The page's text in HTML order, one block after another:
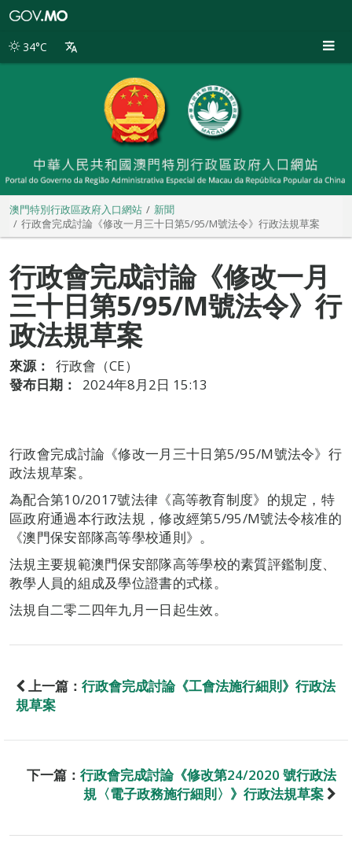
別
34°C
澳門特別行政區政府入口網站
新聞
行政會完成討論《修改一月三十日第5/95/M號法令》行政法規草案
行政會完成討論《修改一月
三十日第5/95/M號法令》行
政法規草案
來源：
行政會（CE）
發布日期：
2024年8月2日 15:13
行政會完成討論《修改一月三十日第5/95/M號法令》行
政法規草案。
為配合第10/2017號法律《高等教育制度》的規定，特
區政府通過本行政法規，修改經第5/95/M號法令核准的
《澳門保安部隊高等學校通則》。
法規主要規範澳門保安部隊高等學校的素質評鑑制度、
教學人員的組成及學位證書的式樣。
法規自二零二四年九月一日起生效。
上一篇： 行政會完成討論《工會法施行細則》行政法
規草案
下一篇： 行政會完成討論《修改第24/2020 號行政法
規〈電子政務施行細則〉》行政法規草案